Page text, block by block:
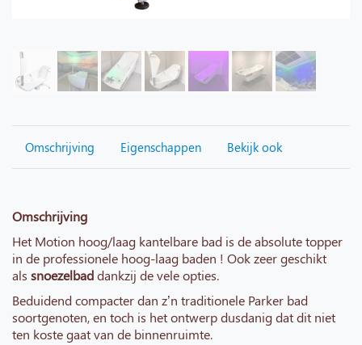
Omschrijving Eigenschappen Bekijk ook
Omschrijving
Het Motion hoog/laag kantelbare bad is de absolute topper
in de professionele hoog-laag baden ! Ook zeer geschikt
als snoezelbaddankzij de vele opties.
Beduidend compacter dan z’n traditionele Parker bad
soortgenoten, en toch is het ontwerp dusdanig dat dit niet
ten koste gaat van de binnenruimte.